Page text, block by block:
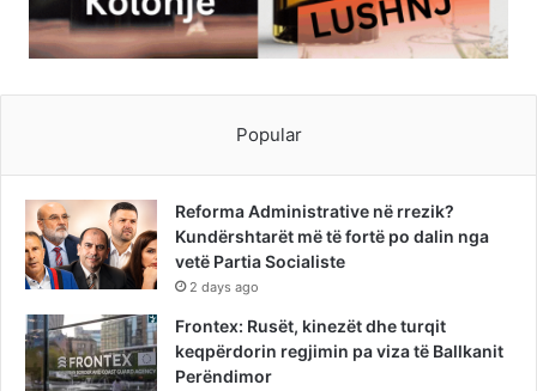
Popular
Reforma Administrative në rrezik?
Kundërshtarët më të fortë po dalin nga
vetë Partia Socialiste
2 days ago
Frontex: Rusët, kinezët dhe turqit
keqpërdorin regjimin pa viza të Ballkanit
Perëndimor